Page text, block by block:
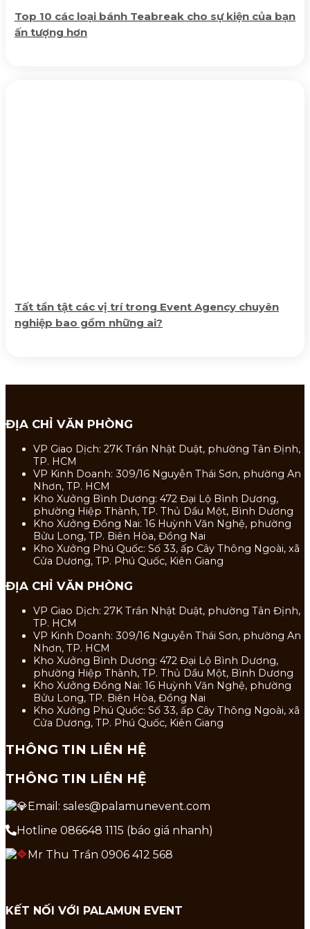
Top 10 các loại bánh Teabreak cho sự kiện của bạn
ấn tượng hơn
Tất tần tật các vị trí trong Event Agency chuyên
nghiệp bao gồm những ai?
ĐỊA CHỈ VĂN PHÒNG
VP Giao Dịch: 27K Trần Nhật Duật, phường Tân Định,
TP. HCM
VP Kinh Doanh: 309/16 Nguyễn Thái Sơn, phường An
Nhơn, TP. HCM
Kho Xưởng Bình Dương: 472 Đại Lộ Bình Dương,
phường Hiệp Thành, TP. Thủ Dầu Một, Bình Dương
Kho Xưởng Đồng Nai: 16 Huỳnh Văn Nghệ, phường
Bửu Long, TP. Biên Hòa, Đồng Nai
Kho Xưởng Phú Quốc: Số 33, ấp Cây Thông Ngoài, xã
Cửa Dương, TP. Phú Quốc, Kiên Giang
ĐỊA CHỈ VĂN PHÒNG
VP Giao Dịch: 27K Trần Nhật Duật, phường Tân Định,
TP. HCM
VP Kinh Doanh: 309/16 Nguyễn Thái Sơn, phường An
Nhơn, TP. HCM
Kho Xưởng Bình Dương: 472 Đại Lộ Bình Dương,
phường Hiệp Thành, TP. Thủ Dầu Một, Bình Dương
Kho Xưởng Đồng Nai: 16 Huỳnh Văn Nghệ, phường
Bửu Long, TP. Biên Hòa, Đồng Nai
Kho Xưởng Phú Quốc: Số 33, ấp Cây Thông Ngoài, xã
Cửa Dương, TP. Phú Quốc, Kiên Giang
THÔNG TIN LIÊN HỆ
THÔNG TIN LIÊN HỆ
Email: sales@palamunevent.com
Hotline 086648 1115 (báo giá nhanh)
Mr Thu Trần 0906 412 568
KẾT NỐI VỚI PALAMUN EVENT